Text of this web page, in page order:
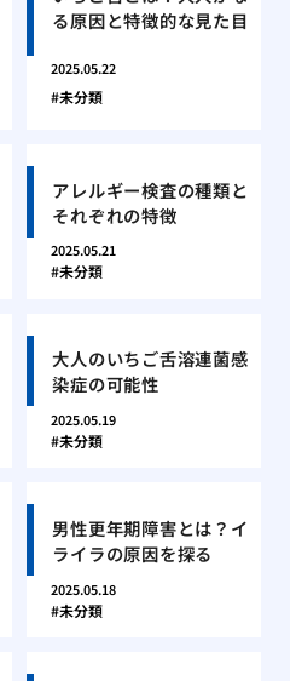
る原因と特徴的な見た目
2025.05.22
未分類
アレルギー検査の種類と
それぞれの特徴
2025.05.21
未分類
大人のいちご舌溶連菌感
染症の可能性
2025.05.19
未分類
男性更年期障害とは？イ
ライラの原因を探る
2025.05.18
未分類